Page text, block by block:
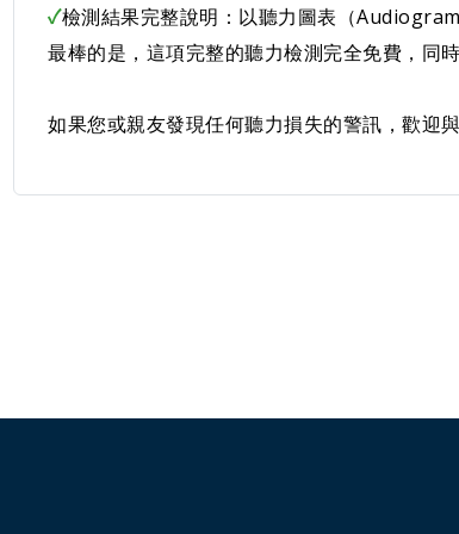
✓檢測結果完整說明 ：以聽力圖表（
最棒的是，這項完整的聽力檢測完全免費 ，同
如果您或親友發現任何聽力損失的警訊，歡迎